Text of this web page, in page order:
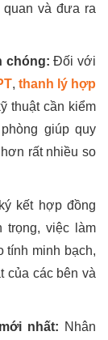
và đưa ra
chóng: Đối với
, thanh lý hợp
thuật cần kiểm
giúp quy
rất nhiều so
kết hợp đồng
trọng, việc làm
tính minh bạch,
của các bên và
nhất: Nhân